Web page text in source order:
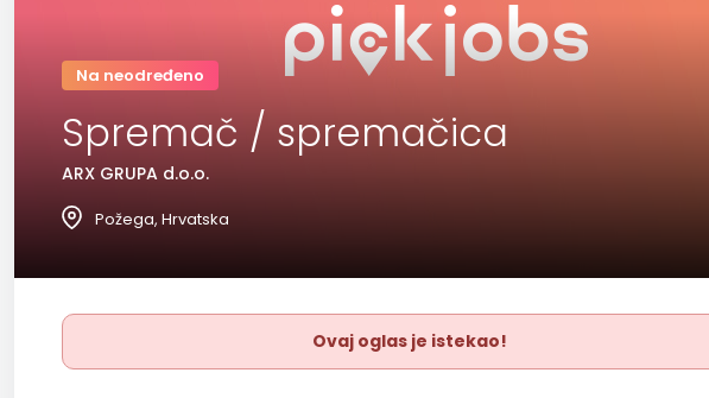
Na neodređeno
Spremač / spremačica
ARX GRUPA d.o.o.
Požega, Hrvatska
Ovaj oglas je istekao!